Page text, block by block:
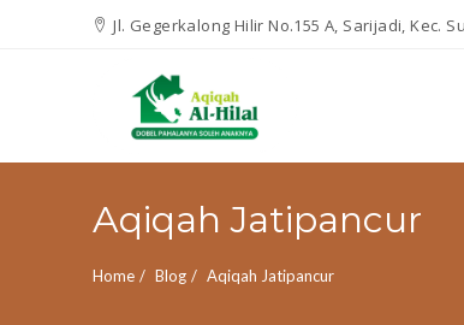
Jl. Gegerkalong Hilir No.155 A, Sarijadi, Kec.
Aqiqah Jatipancur
Home Blog Aqiqah Jatipancur